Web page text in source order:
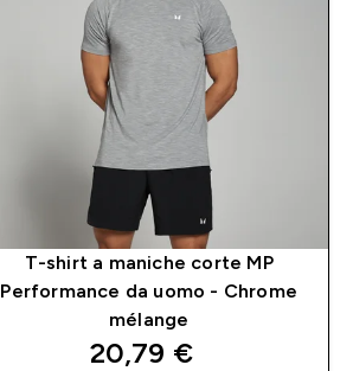
T-shirt a maniche corte MP
Performance da uomo - Chrome
mélange
discounted price
20,79 €‎